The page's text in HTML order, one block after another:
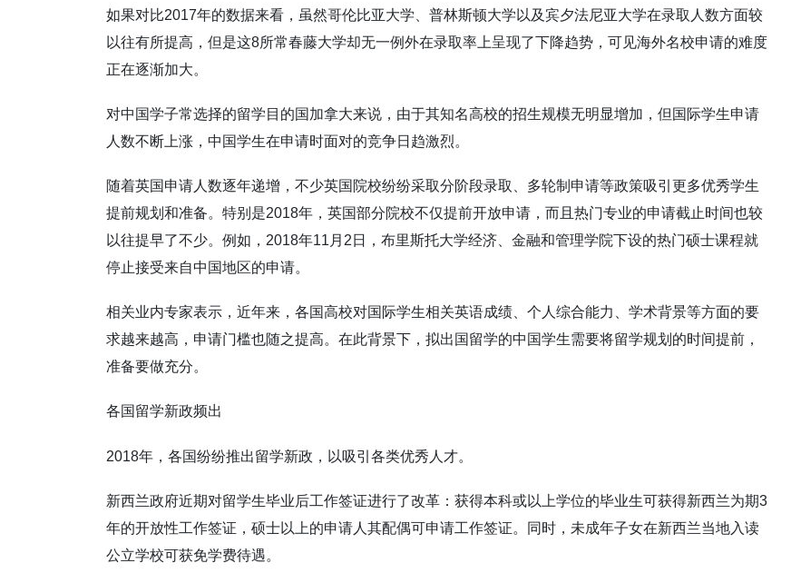
如果对比2017年的数据来看，虽然哥伦比亚大学、普林斯顿大学以及宾夕法尼亚大学在录取人数方面较
以往有所提高，但是这8所常春藤大学却无一例外在录取率上呈现了下降趋势，可见海外名校申请的难度
正在逐渐加大。
对中国学子常选择的留学目的国加拿大来说，由于其知名高校的招生规模无明显增加，但国际学生申请
人数不断上涨，中国学生在申请时面对的竞争日趋激烈。
随着英国申请人数逐年递增，不少英国院校纷纷采取分阶段录取、多轮制申请等政策吸引更多优秀学生
提前规划和准备。特别是2018年，英国部分院校不仅提前开放申请，而且热门专业的申请截止时间也较
以往提早了不少。例如，2018年11月2日，布里斯托大学经济、金融和管理学院下设的热门硕士课程就
停止接受来自中国地区的申请。
相关业内专家表示，近年来，各国高校对国际学生相关英语成绩、个人综合能力、学术背景等方面的要
求越来越高，申请门槛也随之提高。在此背景下，拟出国留学的中国学生需要将留学规划的时间提前，
准备要做充分。
各国留学新政频出
2018年，各国纷纷推出留学新政，以吸引各类优秀人才。
新西兰政府近期对留学生毕业后工作签证进行了改革：获得本科或以上学位的毕业生可获得新西兰为期3
年的开放性工作签证，硕士以上的申请人其配偶可申请工作签证。同时，未成年子女在新西兰当地入读
公立学校可获免学费待遇。